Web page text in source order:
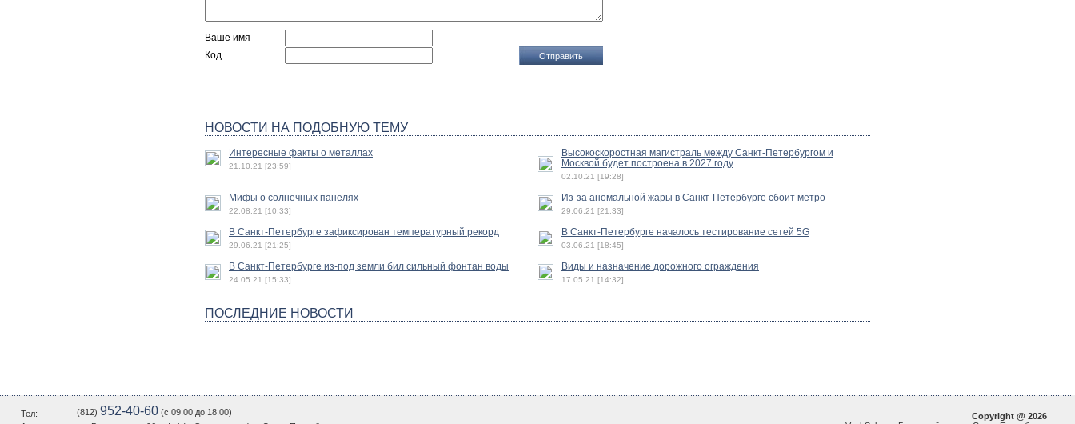
Ваше имя
Код
НОВОСТИ НА ПОДОБНУЮ ТЕМУ
Интересные факты о металлах
21.10.21 [23:59]
Высокоскоростная магистраль между Санкт-Петербургом и
Москвой будет построена в 2027 году
02.10.21 [19:28]
Мифы о солнечных панелях
22.08.21 [10:33]
Из-за аномальной жары в Санкт-Петербурге сбоит метро
29.06.21 [21:33]
В Санкт-Петербурге зафиксирован температурный рекорд
29.06.21 [21:25]
В Санкт-Петербурге началось тестирование сетей 5G
03.06.21 [18:45]
В Санкт-Петербурге из-под земли бил сильный фонтан воды
24.05.21 [15:33]
Виды и назначение дорожного ограждения
17.05.21 [14:32]
ПОСЛЕДНИЕ НОВОСТИ
Тел: (812) 952-40-60 (c 09.00 до 18.00)
Copyright @ 2026